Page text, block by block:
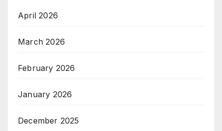
April 2026
March 2026
February 2026
January 2026
December 2025